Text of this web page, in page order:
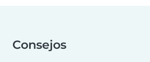
Consejos